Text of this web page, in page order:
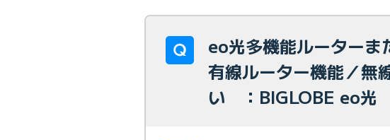
eo光多機能ルーターま
有線ルーター機能／無
い ：BIGLOBE eo光